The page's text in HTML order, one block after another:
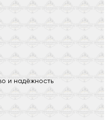
и надёжность